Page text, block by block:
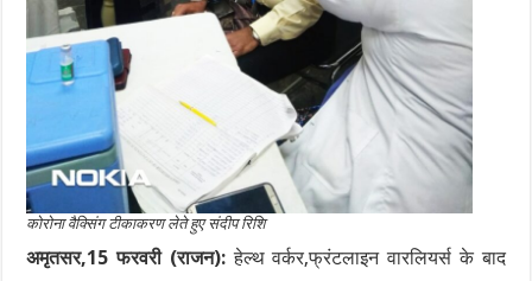
कोरोना वैक्सिंग टीकाकरण लेते हुए संदीप रिशि
अमृतसर,15 फरवरी (राजन):हेल्थ वर्कर,फ्रंटलाइन वारलियर्स के बाद